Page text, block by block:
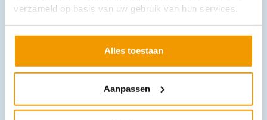
verzameld op basis van uw gebruik van hun services.
Alles toestaan
Aanpassen
Uitverkocht